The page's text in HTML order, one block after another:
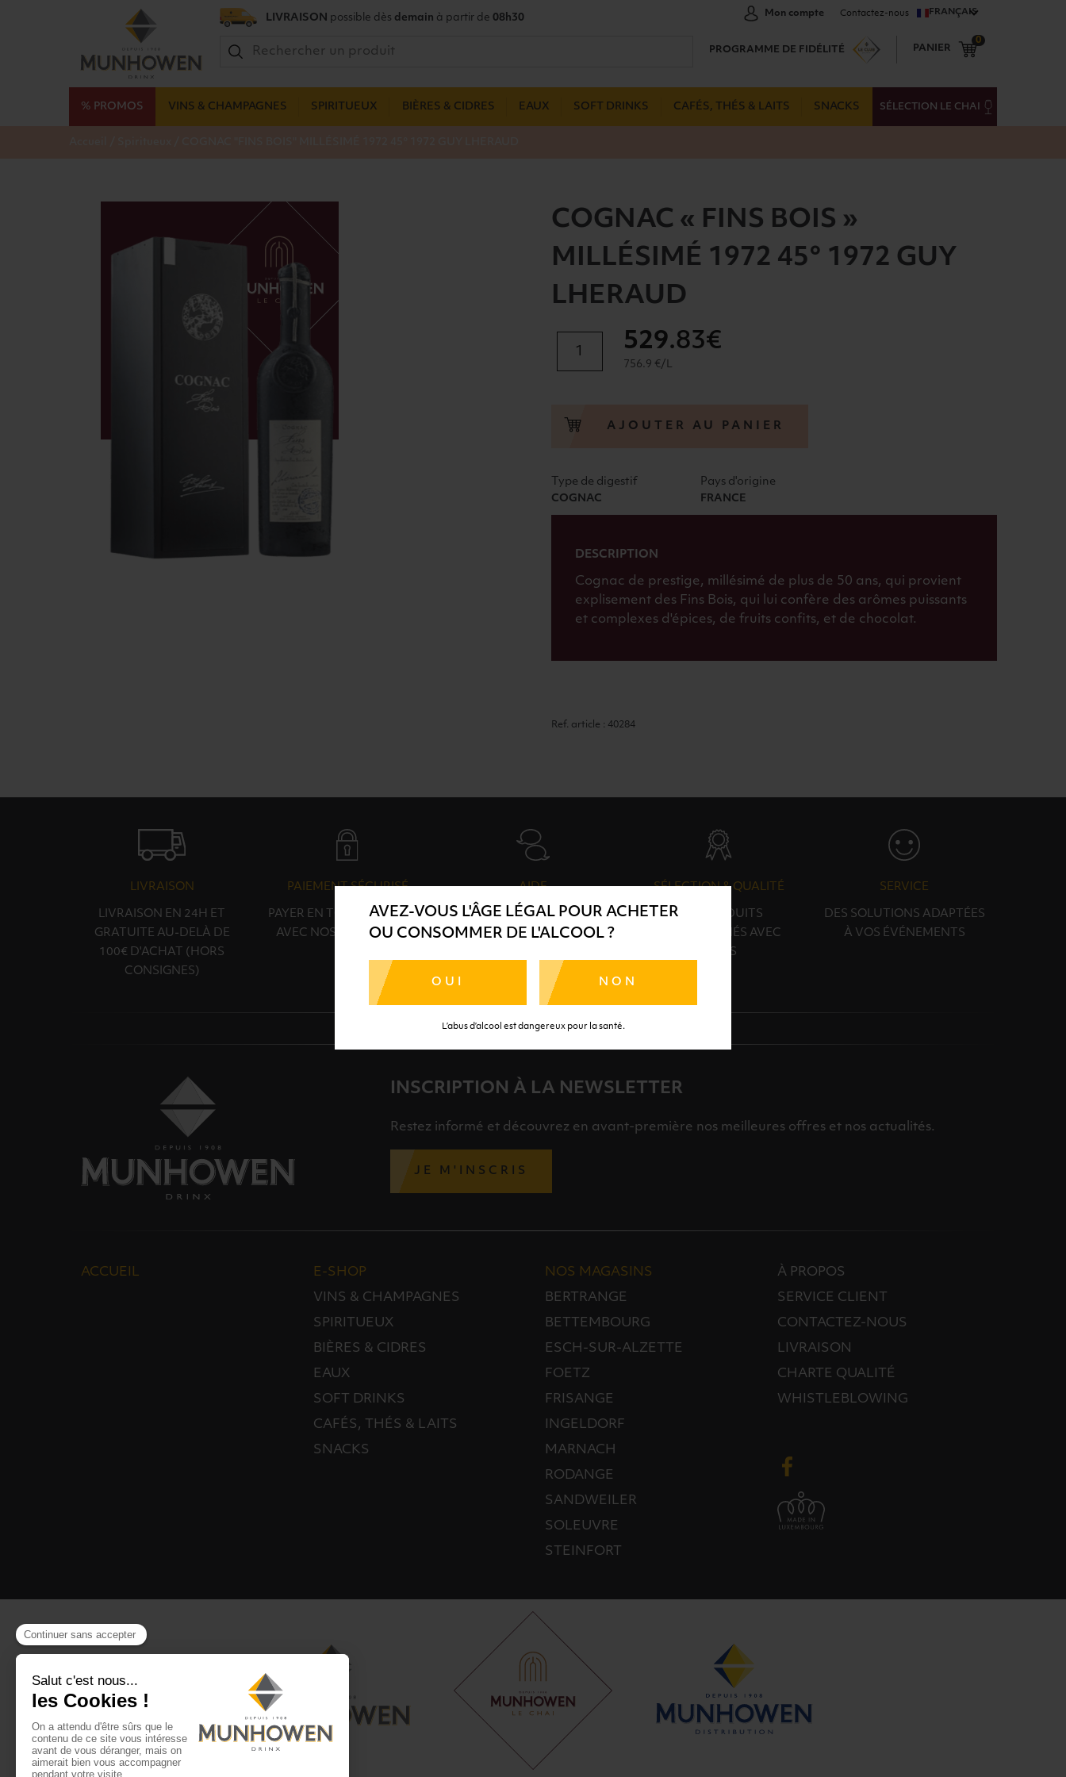
AVEZ-VOUS L'ÂGE LÉGAL POUR ACHETER
OU CONSOMMER DE L'ALCOOL ?
OUI NON
L’abus d’alcool est dangereux pour la santé.
LIVRAISON possible dès demain à partir de 08h30 Mon compte Contactez-nous FRANÇAIS
PROGRAMME DE FIDÉLITÉ PANIER
0
% PROMOS VINS & CHAMPAGNES SPIRITUEUX BIÈRES & CIDRES EAUX SOFT DRINKS CAFÉS, THÉS & LAITS SNACKS SÉLECTION LE CHAI
COGNAC « FINS BOIS »
MILLÉSIMÉ 1972 45° 1972 GUY
LHERAUD
BOIS"
MILLÉSIMÉ
45°
1972
GUY
529.83€
756.9 €/L
AJOUTER AU PANIER
Type de digestif
COGNAC
Pays d'origine
FRANCE
DESCRIPTION
Cognac de prestige, millésimé de plus de 50 ans, qui provient
explisement des Fins Bois, qui lui confère des arômes puissants
et complexes d'épices, de fruits confits, et de chocolat.
Ref. article : 40284
LIVRAISON
LIVRAISON EN 24H ET
GRATUITE AU-DELÀ DE
100€ D'ACHAT (HORS
CONSIGNES)
PAIEMENT SÉCURISÉ
PAYER EN TOUTE SÉRÉNITÉ
AVEC NOS PARTENAIRES
AIDE
NOS CONSEILLERS SONT À
VOTRE DISPOSITION
SÉLECTION & QUALITÉ
DES PRODUITS
SÉLECTIONNÉS AVEC
SOINS
SERVICE
DES SOLUTIONS ADAPTÉES
À VOS ÉVÉNEMENTS
INSCRIPTION À LA NEWSLETTER
Restez informé et découvrez en avant-première nos meilleures offres et nos actualités.
JE M'INSCRIS
ACCUEIL
E-SHOP
VINS & CHAMPAGNES
SPIRITUEUX
BIÈRES & CIDRES
EAUX
SOFT DRINKS
CAFÉS, THÉS & LAITS
SNACKS
NOS MAGASINS
BERTRANGE
BETTEMBOURG
ESCH-SUR-ALZETTE
FOETZ
FRISANGE
INGELDORF
MARNACH
RODANGE
SANDWEILER
SOLEUVRE
STEINFORT
À PROPOS
SERVICE CLIENT
CONTACTEZ-NOUS
LIVRAISON
CHARTE QUALITÉ
WHISTLEBLOWING